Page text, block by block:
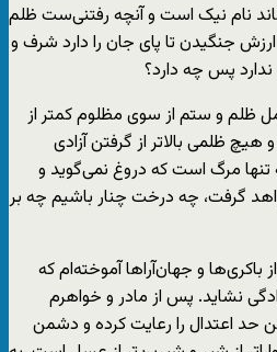
نام نیک است و آنچه رفتنی‌ست ظلم
جنگیدن تا پای جان را دارد شرف و
پس چه دارد؟
ظلم و ستم از سوی مظلوم کمتر از
ظلمی بالاتر از گرفتن آزادی
مرگ است که دروغ نمی‌گوید و
گرفت، چه درخت چنار باشیم چه بر
و جهان‌آراها آموخته‌ام که
نشاید. پس از مادر و خواهرم
اعتدال را رعایت کرده و دشمن